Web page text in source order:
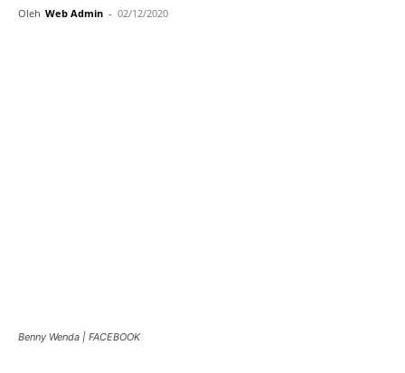
Oleh Web Admin - 02/12/2020
Benny Wenda | FACEBOOK